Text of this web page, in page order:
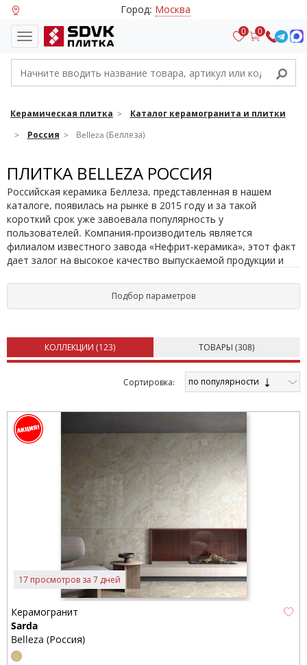
Город: Москва
0 0
Керамическая плитка
Каталог керамогранита и плитки
Россия
Belleza (Беллеза)
ПЛИТКА BELLEZA РОССИЯ
Российская керамика Беллеза, представленная в нашем
каталоге, появилась на рынке в 2015 году и за такой
короткий срок уже завоевала популярность у
пользователей. Компания-производитель является
филиалом известного завода «Нефрит-керамика», этот факт
дает залог на высокое качество выпускаемой продукции и
осуществляется на современном итальянском оборудовании
с применением передовых технологий. Именно поэтому
Подбор параметров
КОЛЛЕКЦИИ (123) ТОВАРЫ (308)
Cортировка: по популярности
17 просмотров за 7 дней
Керамогранит
Sarda
Belleza (Россия)